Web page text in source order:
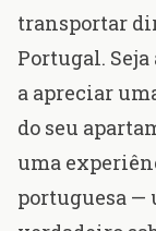
transportar
Portugal.
a apreciar
do seu
uma
portuguesa —